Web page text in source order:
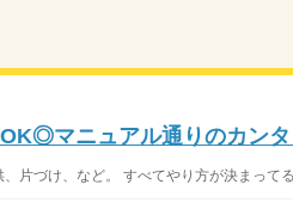
マニュアル通りのカン
片づけ、など。 すべてやり方が決まって